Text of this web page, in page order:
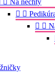
 Na nechty
 
 